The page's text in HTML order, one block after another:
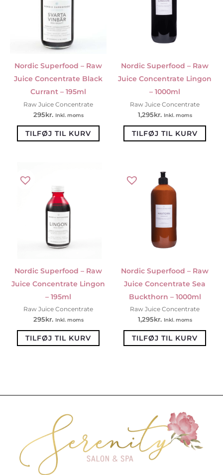
Nordic Superfood – Raw
Juice Concentrate Black
Currant – 195ml
Raw Juice Concentrate
295kr. Inkl. moms
TILFØJ TIL KURV
Nordic Superfood – Raw
Juice Concentrate Lingon
– 1000ml
Raw Juice Concentrate
1,295kr. Inkl. moms
TILFØJ TIL KURV
Nordic Superfood – Raw
Juice Concentrate Lingon
– 195ml
Raw Juice Concentrate
295kr. Inkl. moms
TILFØJ TIL KURV
Nordic Superfood – Raw
Juice Concentrate Sea
Buckthorn – 1000ml
Raw Juice Concentrate
1,295kr. Inkl. moms
TILFØJ TIL KURV